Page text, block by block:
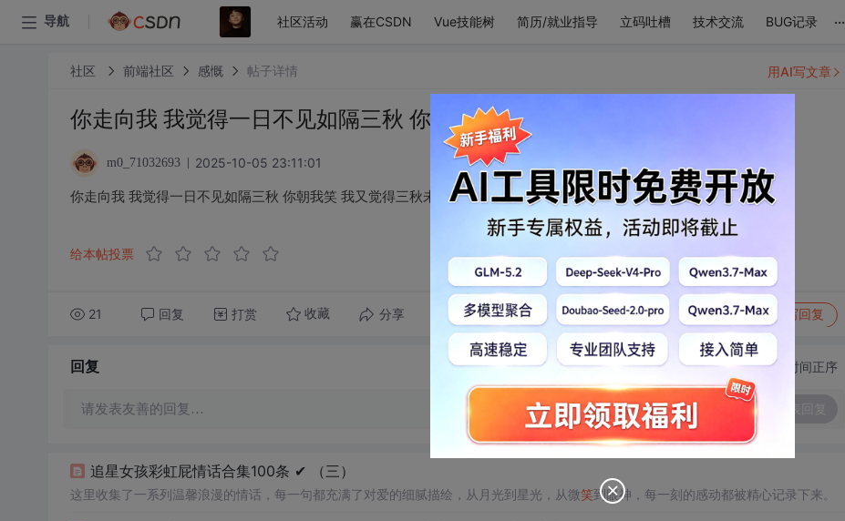
导航 社区活动 赢在CSDN Vue技能树 简历/就业指导 立码吐槽 技术交流 BUG记录 ...
社区 前端社区 感慨 帖子详情
​​你走向我 我觉得一日不见如隔三秋 你朝我笑 我又觉得三秋未见不过一日
m0_71032693 2025-10-05 23:11:01
​​你走向我 我觉得一日不见如隔三秋 你朝我笑 我又觉得三秋未见不过一日
给本帖投票
21 回复 打赏 收藏 分享 转发到动态 举报 写回复
用AI写文章
回复 切换为时间正序
请发表友善的回复…
追星女孩彩虹屁情话合集100条 ✔︎ （三）
这里收集了一系列温馨浪漫的情话，每一句都充满了对爱的细腻描绘，从月光到星光，从微笑到眼神，每一刻的感动都被精心记录下来。